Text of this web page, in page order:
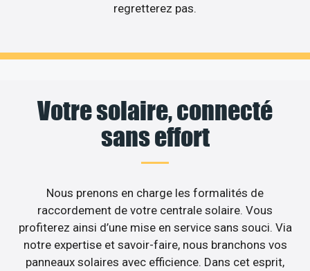
regretterez pas.
Votre solaire, connecté
sans effort
Nous prenons en charge les formalités de
raccordement de votre centrale solaire. Vous
profiterez ainsi d’une mise en service sans souci. Via
notre expertise et savoir-faire, nous branchons vos
panneaux solaires avec efficience. Dans cet esprit,